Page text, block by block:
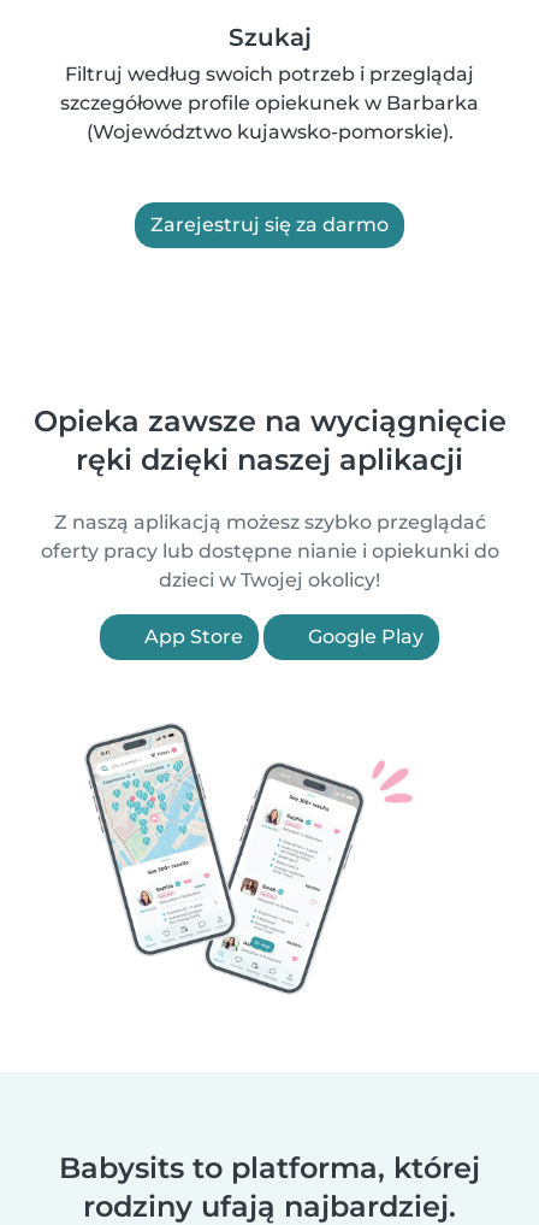
Szukaj
Filtruj według swoich potrzeb i przeglądaj
szczegółowe profile opiekunek w Barbarka
(Województwo kujawsko-pomorskie).
Zarejestruj się za darmo
Opieka zawsze na wyciągnięcie
ręki dzięki naszej aplikacji
Z naszą aplikacją możesz szybko przeglądać
oferty pracy lub dostępne nianie i opiekunki do
dzieci w Twojej okolicy!
App Store Google Play
Babysits to platforma, której
rodziny ufają najbardziej.